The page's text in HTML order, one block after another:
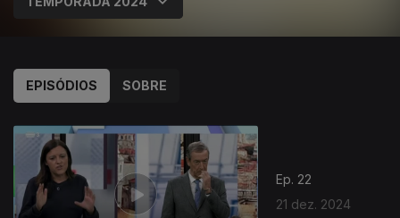
EPISÓDIOS SOBRE
Ep. 22
21 dez. 2024